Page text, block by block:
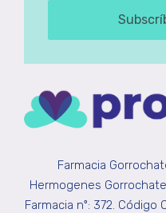
Farmacia
Hermogenes
Farmacia nº: 372.